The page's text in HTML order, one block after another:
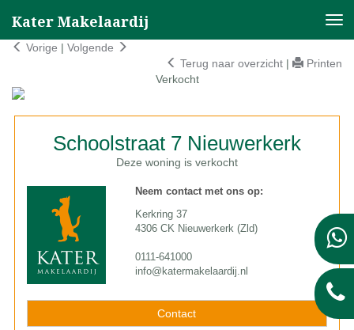
Kater Makelaardij
Vorige | Volgende
Terug naar overzicht |
Printen
Verkocht
Schoolstraat 7 Nieuwerkerk
Deze woning is verkocht
Neem contact met ons op:
Kerkring 37
4306 CK Nieuwerkerk (Zld)
0111-641000
info@katermakelaardij.nl
Contact